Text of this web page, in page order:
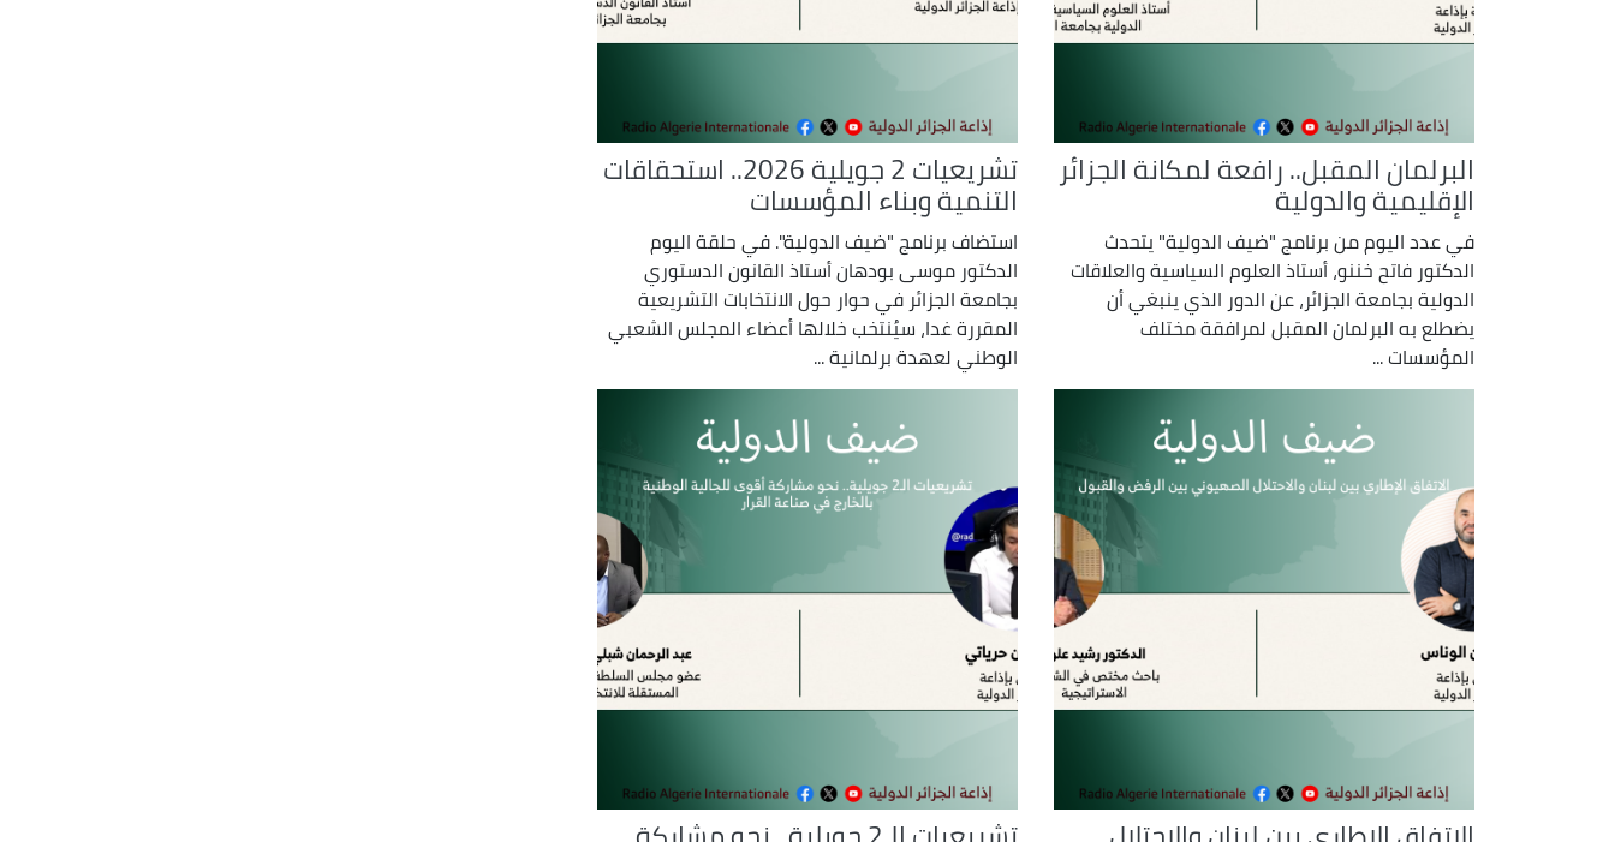
البرلمان المقبل.. رافعة لمكانة الجزائر
الإقليمية والدولية
في عدد اليوم من برنامج "ضيف الدولية" يتحدث
الدكتور فاتح خننو، أستاذ العلوم السياسية والعلاقات
الدولية بجامعة الجزائر، عن الدور الذي ينبغي أن
يضطلع به البرلمان المقبل لمرافقة مختلف
المؤسسات ...
تشريعيات 2 جويلية 2026.. استحقاقات
التنمية وبناء المؤسسات
استضاف برنامج "ضيف الدولية". في حلقة اليوم
الدكتور موسى بودهان أستاذ القانون الدستوري
بجامعة الجزائر في حوار حول الانتخابات التشريعية
المقررة غدا، سيُنتخب خلالها أعضاء المجلس الشعبي
الوطني لعهدة برلمانية ...